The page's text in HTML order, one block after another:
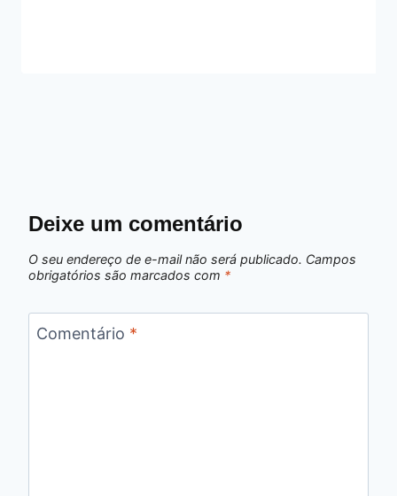
Deixe um comentário
O seu endereço de e-mail não será publicado. Campos
obrigatórios são marcados com *
Comentário *